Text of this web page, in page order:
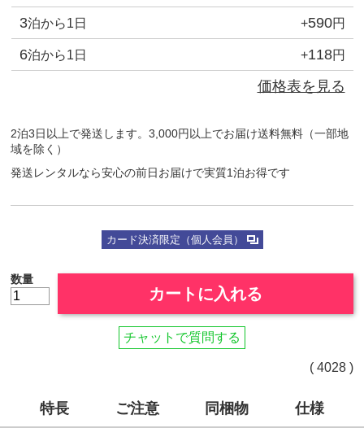
3泊から1日 +590円
6泊から1日 +118円
価格表を見る
2泊3日以上で発送します。3,000円以上でお届け送料無料（一部地
域を除く）
発送レンタルなら安心の前日お届けで実質1泊お得です
カード決済限定（個人会員）
数量
カートに入れる
チャットで質問する
( 4028 )
特長 ご注意 同梱物 仕様